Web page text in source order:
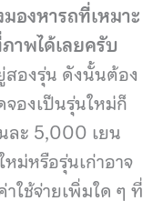
องหารถที่เหมาะ
าพได้เลยครับ
สองรุ่น ดังนั้นต้อง
องเป็นรุ่นใหม่ก็
ละ 5,000 เยน
ม่หรือรุ่นเก่าอาจ
ใช้จ่ายเพิ่มใด ๆ ที่